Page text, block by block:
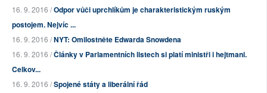
16. 9. 2016 /Odpor vůči uprchlíkům je charakteristickým ruským
postojem. Nejvíc ...
16. 9. 2016 /NYT: Omilostněte Edwarda Snowdena
16. 9. 2016 /Články v Parlamentních listech si platí ministři i hejtmani.
Celkov...
16. 9. 2016 /Spojené státy a liberální řád